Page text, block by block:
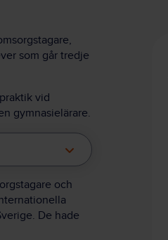
som går tredje
vid
gymnasielärare.
och
De hade